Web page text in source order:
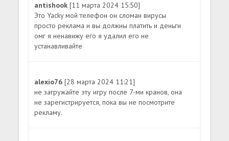
antishook[11 марта 2024 15:50]
Это Yacky мой телефон он сломан вирусы
просто реклама и вы должны платить и деньги
омг я ненавижу его я удалил его не
устанавливайте
alexio76[28 марта 2024 11:21]
не загружайте эту игру после 7-ми кранов, она
не зарегистрируется, пока вы не посмотрите
рекламу.